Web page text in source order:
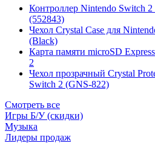
Контроллер Nintendo Switch
(552843)
Чехол Сrystal Сase для
(Black)
Карта памяти microSD
2
Чехол прозрачный Crystal
Switch 2 (GNS-822)
Смотреть все
Игры Б/У (скидки)
Музыка
Лидеры продаж